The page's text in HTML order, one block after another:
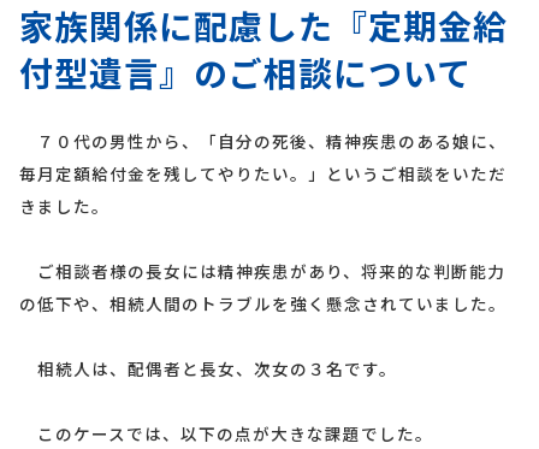
家族関係に配慮した『定期金給
付型遺言』のご相談について
７０代の男性から、「自分の死後、精神疾患のある娘に、
毎月定額給付金を残してやりたい。」というご相談をいただ
きました。
ご相談者様の長女には精神疾患があり、将来的な判断能力
の低下や、相続人間のトラブルを強く懸念されていました。
相続人は、配偶者と長女、次女の３名です。
このケースでは、以下の点が大きな課題でした。